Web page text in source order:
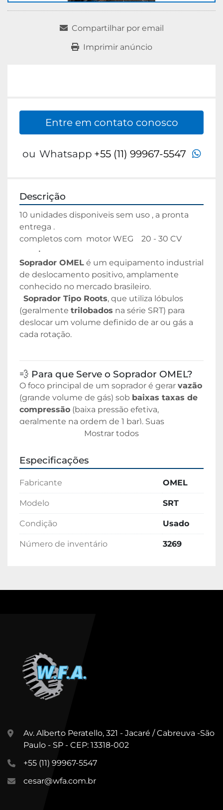
Compartilhar por email
Imprimir anúncio
Entre em contato conosco
ou Whatsapp +55 (11) 99967-5547
Descrição
10 unidades disponiveis sem uso , a pronta
entrega .
completos com  motor WEG    20 - 30 CV
Soprador OMEL é um equipamento industrial
de deslocamento positivo, amplamente
conhecido no mercado brasileiro.
Soprador Tipo Roots, que utiliza lóbulos
(geralmente trilobados na série SRT) para
deslocar um volume definido de ar ou gás a
cada rotação.
💨 Para que Serve o Soprador OMEL?
O foco principal de um soprador é gerar vazão
(grande volume de gás) sob baixas taxas de
compressão (baixa pressão efetiva,
geralmente na ordem de 1 bar). Suas
aplicações industriais são muito vastas:
Aeração de Lagoas e Tanques:
aplicação mais comum. O ar é soprado
no fundo de tanques de aeração para
fornecer oxigênio a bactérias aeróbias,
essenciais para decompor a matéria
orgânica no tratamento de água e
esgoto.
Contra Lavagem de Filtros:
açúcar) por meio de uma corrente de ar,
seja por sucção (vácuo) ou descarga
(pressão).
3. Outras Aplicações Industriais
Secagem de Materiais:
Processos de Combustão: Insuflação
de ar em incineradores, fornos e
geradores para aumentar a  eficiência
Indústria Alimentícia/Farmacêutica:
Mostrar todos
Especificações
Fabricante OMEL
Modelo SRT
Condição Usado
Número de inventário 3269
Av. Alberto Peratello, 321 - Jacaré / Cabreuva -São
Paulo - SP - CEP: 13318-002
+55 (11) 99967-5547
cesar@wfa.com.br